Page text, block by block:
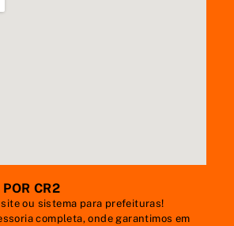
CR2
ou sistema para prefeituras!
completa, onde garantimos em